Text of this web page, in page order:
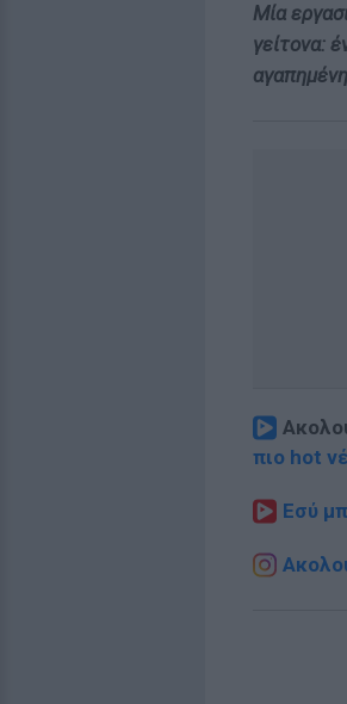
Μία
γείτονα:
πιο hot
Εσύ